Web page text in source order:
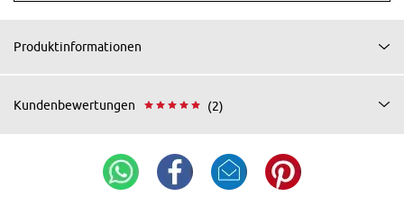
Produktinformationen
Kundenbewertungen (2)